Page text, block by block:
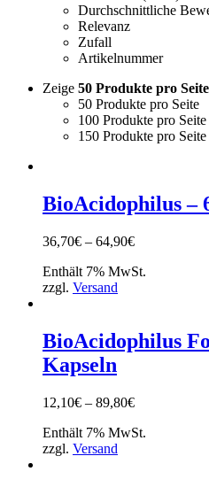
Durchschnittliche
Relevanz
Zufall
Artikelnummer
Zeige 50 Produkte pro Seite
50 Produkte pro Seite
100 Produkte pro Seite
150 Produkte pro Seite
BioAcidophilus –
36,70€ – 64,90€Preisspanne:
bis
Enthält 7% MwSt.
zzgl. Versand
BioAcidophilus
Kapseln
12,10€ – 89,80€Preisspanne:
bis
Enthält 7% MwSt.
zzgl. Versand